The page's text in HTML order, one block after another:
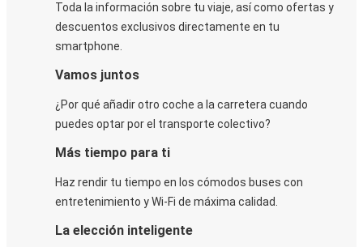
Toda la información sobre tu viaje, así como ofertas y
descuentos exclusivos directamente en tu
smartphone.
Vamos juntos
¿Por qué añadir otro coche a la carretera cuando
puedes optar por el transporte colectivo?
Más tiempo para ti
Haz rendir tu tiempo en los cómodos buses con
entretenimiento y Wi-Fi de máxima calidad.
La elección inteligente